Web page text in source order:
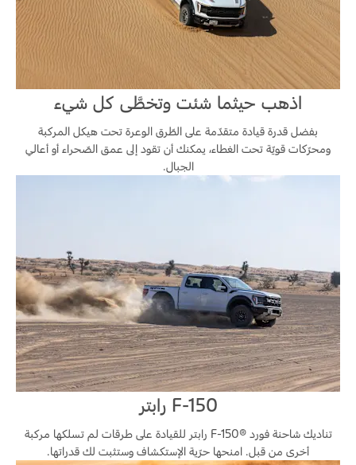
اذهب حيثما شئت وتخطَّى كل شيء
بفضل قدرة قيادة متقدّمة على الطّرق الوعرة تحت هيكل المركبة
ومحرّكات قويّة تحت الغطاء، يمكنك أن تقود إلى عمق الصّحراء أو أعالي
الجبال.
F-150 رابتر
تناديك شاحنة فورد F-150®‎ رابتر للقيادة على طرقات لم تسلكها مركبة
أخرى من قبل. امنحها حرّية الإستكشاف وستثبت لك قدراتها.